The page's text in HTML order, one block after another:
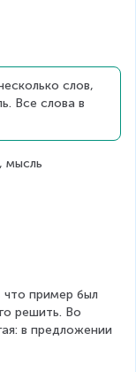
слов,
Все слова в
мысль
пример был
решить. Во
в предложении